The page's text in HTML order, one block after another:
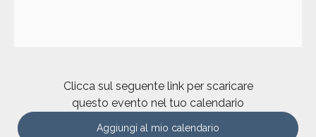
Clicca sul seguente link per scaricare
questo evento nel tuo calendario
Aggiungi al mio calendario